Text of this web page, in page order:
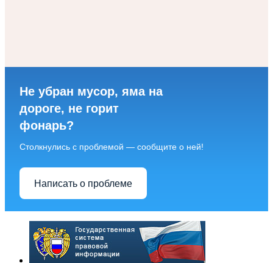
Не убран мусор, яма на
дороге, не горит
фонарь?
Столкнулись с проблемой — сообщите о ней!
Написать о проблеме